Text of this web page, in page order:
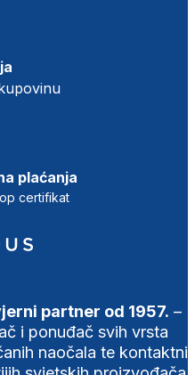
plaćanja
certifikat
partner od 1957. –
i ponuđač svih vrsta
naočala te